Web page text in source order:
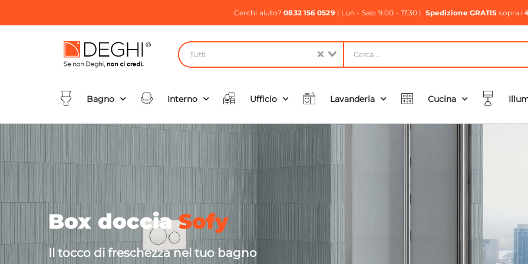
Cerchi aiuto?0832 156 0529| Lun - Sab: 9.00 - 17.30 | Spedizione GRATIS sopra i
Tutti
Bagno Interno Ufficio Lavanderia Cucina
Box docciaSofy
Il tocco di freschezza nel tuo bagno